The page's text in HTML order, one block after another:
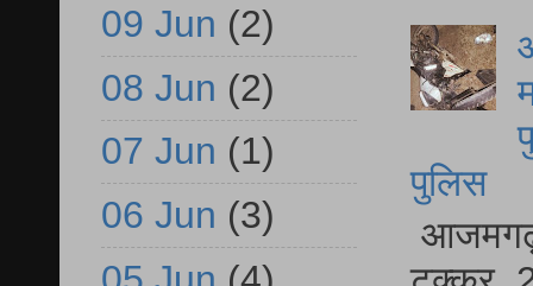
पुलिस
आजमगढ़
09 Jun (2)
08 Jun (2)
07 Jun (1)
06 Jun (3)